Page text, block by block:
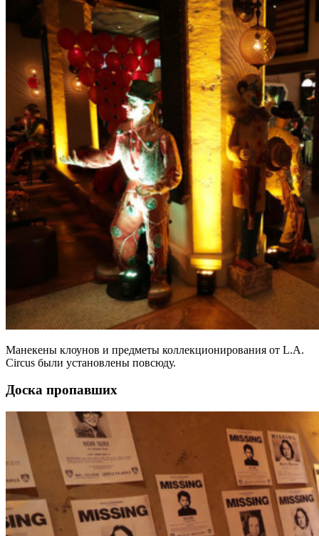
Манекены клоунов и предметы коллекционирования от L.A.
Circus были установлены повсюду.
Доска пропавших